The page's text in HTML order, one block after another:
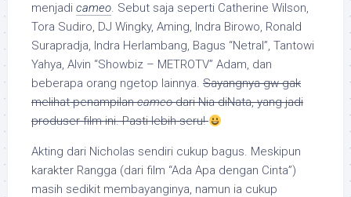
menjadi cameo. Sebut saja seperti Catherine Wilson,
Tora Sudiro, DJ Wingky, Aming, Indra Birowo, Ronald
Surapradja, Indra Herlambang, Bagus “Netral”, Tantowi
Yahya, Alvin “Showbiz – METROTV” Adam, dan
beberapa orang ngetop lainnya. Sayangnya gw gak
melihat penampilancameodari Nia diNata, yang jadi
produser film ini. Pasti lebih seru!
Akting dari Nicholas sendiri cukup bagus. Meskipun
karakter Rangga (dari film “Ada Apa dengan Cinta”)
masih sedikit membayanginya, namun ia cukup